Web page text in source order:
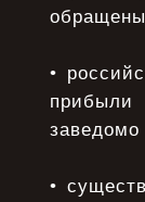
•
прибыли
заведомо
•